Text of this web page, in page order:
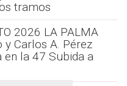
tramos
2026 LA PALMA
y Carlos A. Pérez
en la 47 Subida a